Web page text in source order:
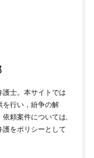
士。本サイトでは
を行い，紛争の解
頼案件については,
をポリシーとして